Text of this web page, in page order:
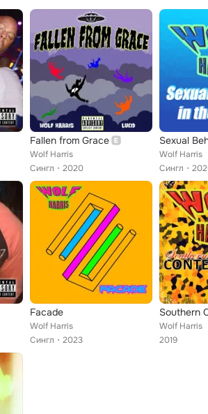
Fallen from Grace
Wolf Harris
Сингл
2020
Wolf Harris
Сингл
Facade
Wolf Harris
Сингл
2023
Wolf Harris
2019